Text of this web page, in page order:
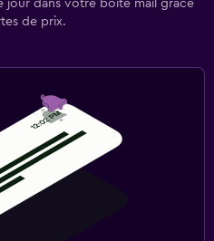
jour dans votre boîte mail grâce
de prix.